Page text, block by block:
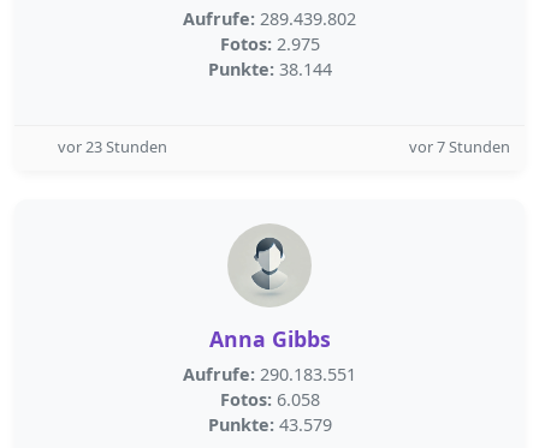
Aufrufe: 289.439.802
Fotos: 2.975
Punkte: 38.144
vor 23 Stunden vor 7 Stunden
Anna Gibbs
Aufrufe: 290.183.551
Fotos: 6.058
Punkte: 43.579